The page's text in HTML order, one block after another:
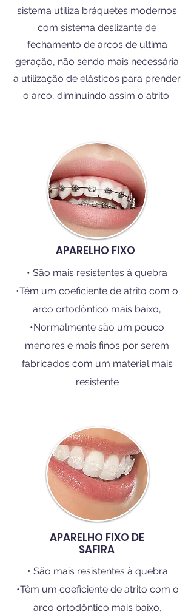
sistema utiliza bráquetes modernos
com sistema deslizante de
fechamento de arcos de ultima
geração, não sendo mais necessária
a utilização de elásticos para prender
o arco, diminuindo assim o atrito.
APARELHO FIXO
• São mais resistentes à quebra
•Têm um coeficiente de atrito com o
arco ortodôntico mais baixo,
•Normalmente são um pouco
menores e mais finos por serem
fabricados com um material mais
resistente
APARELHO FIXO DE
SAFIRA
• São mais resistentes à quebra
•Têm um coeficiente de atrito com o
arco ortodôntico mais baixo,